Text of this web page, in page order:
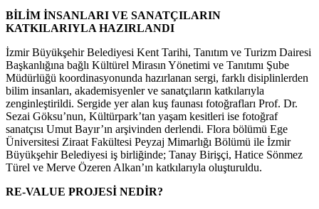
BİLİM İNSANLARI VE SANATÇILARIN
KATKILARIYLA HAZIRLANDI
İzmir Büyükşehir Belediyesi Kent Tarihi, Tanıtım ve Turizm Dairesi
Başkanlığına bağlı Kültürel Mirasın Yönetimi ve Tanıtımı Şube
Müdürlüğü koordinasyonunda hazırlanan sergi, farklı disiplinlerden
bilim insanları, akademisyenler ve sanatçıların katkılarıyla
zenginleştirildi. Sergide yer alan kuş faunası fotoğrafları Prof. Dr.
Sezai Göksu’nun, Kültürpark’tan yaşam kesitleri ise fotoğraf
sanatçısı Umut Bayır’ın arşivinden derlendi. Flora bölümü Ege
Üniversitesi Ziraat Fakültesi Peyzaj Mimarlığı Bölümü ile İzmir
Büyükşehir Belediyesi iş birliğinde; Tanay Birişçi, Hatice Sönmez
Türel ve Merve Özeren Alkan’ın katkılarıyla oluşturuldu.
RE-VALUE PROJESİ NEDİR?